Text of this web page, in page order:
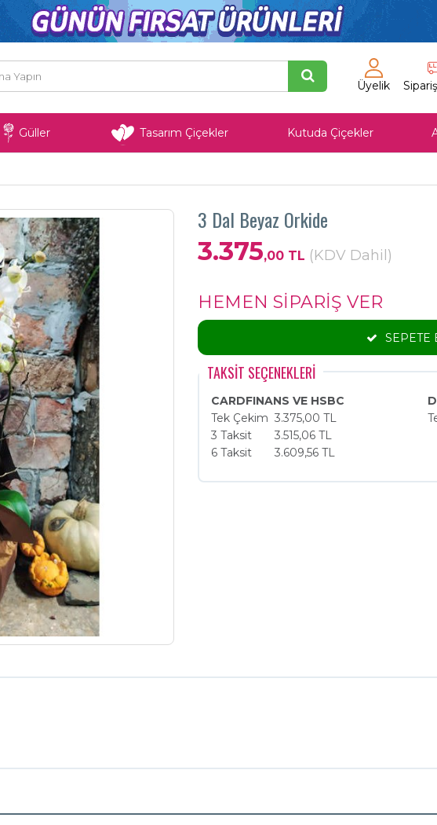
Üyelik
Güller Tasarım Çiçekler Kutuda Çiçekler
3 Dal Beyaz Orkide
3.375,00 TL (KDV Dahil)
HEMEN SİPARİŞ VER
SEPETE
TAKSİT SEÇENEKLERİ
CARDFINANS VE HSBC
Tek Çekim 3.375,00 TL
3 Taksit
3.515,06 TL
6 Taksit
3.609,56 TL